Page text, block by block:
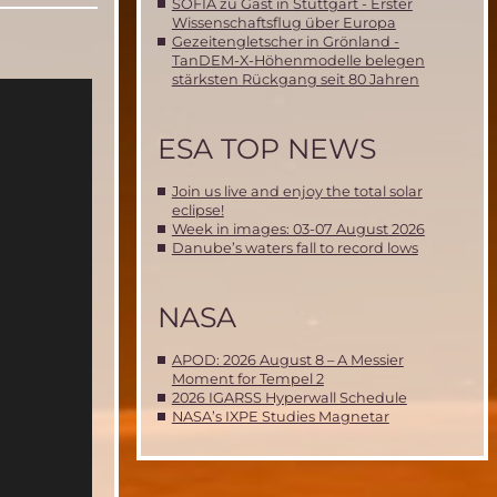
SOFIA zu Gast in Stuttgart - Erster
Wissenschaftsflug über Europa
Gezeitengletscher in Grönland -
TanDEM-X-Höhenmodelle belegen
stärksten Rückgang seit 80 Jahren
ESA TOP NEWS
Join us live and enjoy the total solar
eclipse!
Week in images: 03-07 August 2026
Danube’s waters fall to record lows
NASA
APOD: 2026 August 8 – A Messier
Moment for Tempel 2
2026 IGARSS Hyperwall Schedule
NASA’s IXPE Studies Magnetar